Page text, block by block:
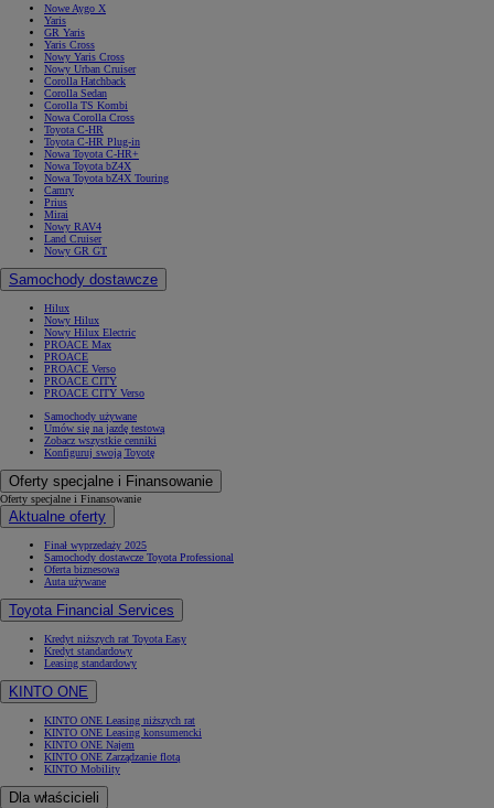
Nowe Aygo X
Yaris
GR Yaris
Yaris Cross
Nowy Yaris Cross
Nowy Urban Cruiser
Corolla Hatchback
Corolla Sedan
Corolla TS Kombi
Nowa Corolla Cross
Toyota C-HR
Toyota C-HR Plug-in
Nowa Toyota C-HR+
Nowa Toyota bZ4X
Nowa Toyota bZ4X Touring
Camry
Prius
Mirai
Nowy RAV4
Land Cruiser
Nowy GR GT
Samochody dostawcze
Hilux
Nowy Hilux
Nowy Hilux Electric
PROACE Max
PROACE
PROACE Verso
PROACE CITY
PROACE CITY Verso
Samochody używane
Umów się na jazdę testową
Zobacz wszystkie cenniki
Konfiguruj swoją Toyotę
Oferty specjalne i Finansowanie
Oferty specjalne i Finansowanie
Aktualne oferty
Finał wyprzedaży 2025
Samochody dostawcze Toyota Professional
Oferta biznesowa
Auta używane
Toyota Financial Services
Kredyt niższych rat Toyota Easy
Kredyt standardowy
Leasing standardowy
KINTO ONE
KINTO ONE Leasing niższych rat
KINTO ONE Leasing konsumencki
KINTO ONE Najem
KINTO ONE Zarządzanie flotą
KINTO Mobility
Dla właścicieli